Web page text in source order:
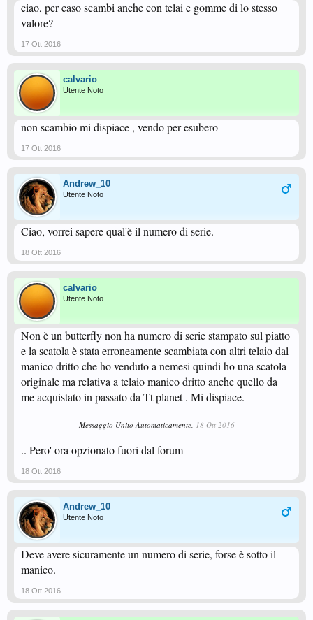
ciao, per caso scambi anche con telai e gomme di lo stesso
valore?
17 Ott 2016
calvario
Utente Noto
non scambio mi dispiace , vendo per esubero
17 Ott 2016
Andrew_10
Utente Noto
Ciao, vorrei sapere qual'è il numero di serie.
18 Ott 2016
calvario
Utente Noto
Non è un butterfly non ha numero di serie stampato sul piatto
e la scatola è stata erroneamente scambiata con altri telaio dal
manico dritto che ho venduto a nemesi quindi ho una scatola
originale ma relativa a telaio manico dritto anche quello da
me acquistato in passato da Tt planet . Mi dispiace.
--- Messaggio Unito Automaticamente, 18 Ott 2016 ---
.. Pero' ora opzionato fuori dal forum
18 Ott 2016
Andrew_10
Utente Noto
Deve avere sicuramente un numero di serie, forse è sotto il
manico.
18 Ott 2016